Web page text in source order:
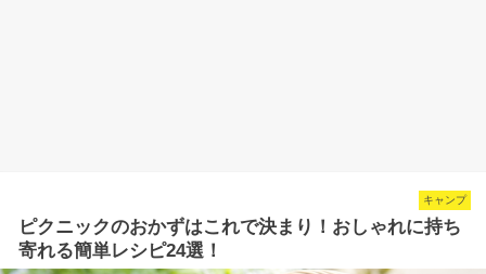
キャンプ
ピクニックのおかずはこれで決まり！おしゃれに持ち
寄れる簡単レシピ24選！